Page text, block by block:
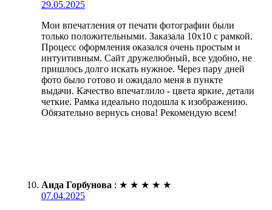
29.05.2025
Мои впечатления от печати фотографии были
только положительными. Заказала 10х10 с рамкой.
Процесс оформления оказался очень простым и
интуитивным. Сайт дружелюбный, все удобно, не
пришлось долго искать нужное. Через пару дней
фото было готово и ожидало меня в пункте
выдачи. Качество впечатлило - цвета яркие, детали
четкие. Рамка идеально подошла к изображению.
Обязательно вернусь снова! Рекомендую всем!
Аида Горбунова : ★ ★ ★ ★ ★
07.04.2025